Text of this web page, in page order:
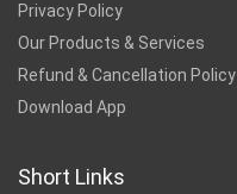
Privacy Policy
Our Products & Services
Refund & Cancellation Policy
Download App
Short Links